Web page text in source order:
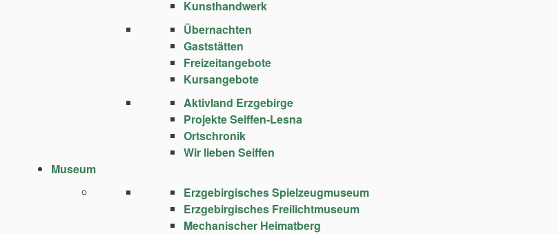
Kunsthandwerk
Übernachten
Gaststätten
Freizeitangebote
Kursangebote
Aktivland Erzgebirge
Projekte Seiffen-Lesna
Ortschronik
Wir lieben Seiffen
Museum
Erzgebirgisches Spielzeugmuseum
Erzgebirgisches Freilichtmuseum
Mechanischer Heimatberg